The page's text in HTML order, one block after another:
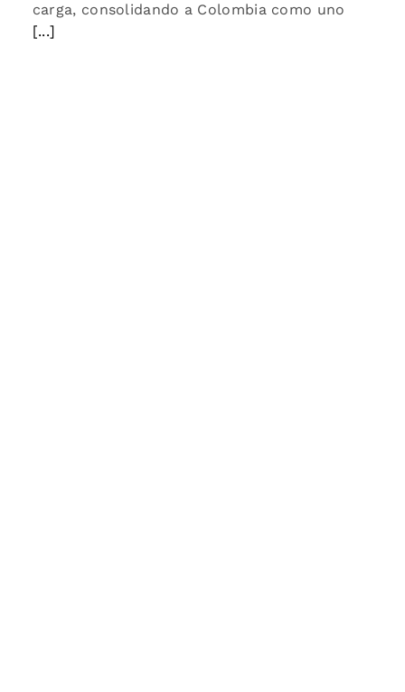
carga, consolidando a Colombia como uno
[...]